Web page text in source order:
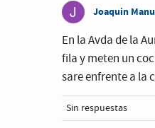
J Joaquin
En la Avda de la
fila y meten un
sare enfrente a la
Sin respuestas